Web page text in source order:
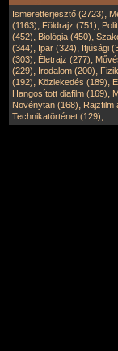
Ismeretterjesztő (2723),
(1163), Földrajz (751),
(452), Biológia (450),
(344), Ipar (324), Ifjúsági
(303), Életrajz (277),
(229), Irodalom (200),
(192), Közlekedés (189),
Hangosított diafilm (169),
Növénytan (168), Rajzfilm
Technikatörténet (129),